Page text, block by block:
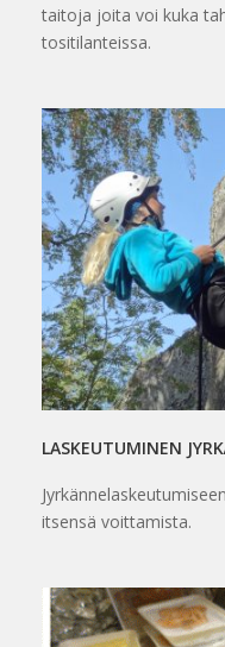
taitoja joita voi kuka
tositilanteissa.
LASKEUTUMINEN
itsensä voittamista.